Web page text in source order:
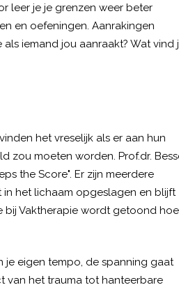
leer je je grenzen weer beter
en oefeningen. Aanrakingen
iemand jou aanraakt? Wat vind
het vreselijk als er aan hun
zou moeten worden. Prof.dr.
the Score". Er zijn meerdere
in het lichaam opgeslagen en blijft
bij Vaktherapie wordt getoond hoe
je eigen tempo, de spanning gaat
van het trauma tot hanteerbare